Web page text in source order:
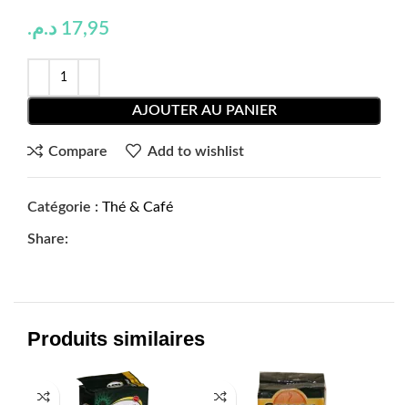
17,95 د.م.
AJOUTER AU PANIER
Compare Add to wishlist
Catégorie : Thé & Café
Share:
Produits similaires